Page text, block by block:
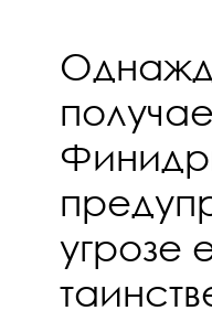
угрозе